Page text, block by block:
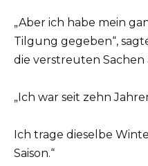
„Aber ich habe mein
Tilgung gegeben“,
die verstreuten Sachen
„Ich war seit zehn
Ich trage dieselbe
Saison.“